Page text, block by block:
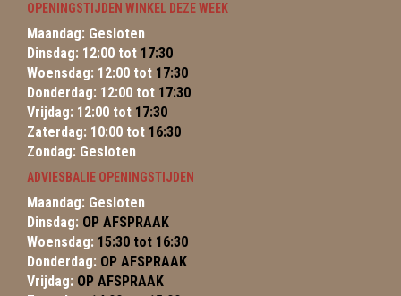
OPENINGSTIJDEN WINKEL DEZE WEEK
Maandag: Gesloten
Dinsdag: 12:00 tot 17:30
Woensdag: 12:00 tot 17:30
Donderdag: 12:00 tot 17:30
Vrijdag: 12:00 tot 17:30
Zaterdag: 10:00 tot 16:30
Zondag: Gesloten
ADVIESBALIE OPENINGSTIJDEN
Maandag: Gesloten
Dinsdag: OP AFSPRAAK
Woensdag: 15:30 tot 16:30
Donderdag: OP AFSPRAAK
Vrijdag: OP AFSPRAAK